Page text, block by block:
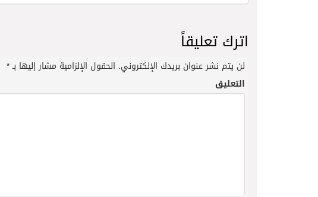
اترك تعليقاً
لن يتم نشر عنوان بريدك الإلكتروني. الحقول الإلزامية مشار إليها بـ*
التعليق